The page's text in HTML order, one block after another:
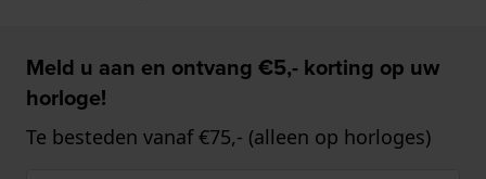
Meld u aan en ontvang €5,- korting op uw
horloge!
Te besteden vanaf €75,- (alleen op horloges)